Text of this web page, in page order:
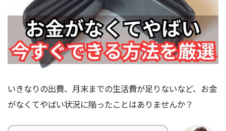
いきなりの出費、月末までの生活費が足りないなど、お金
がなくてやばい状況に陥ったことはありませんか？